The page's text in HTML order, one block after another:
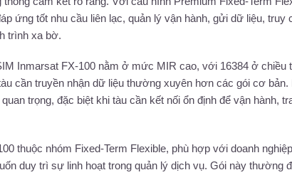
ứng tốt nhu cầu liên lạc, quản lý vận hành, gửi dữ liệu,
trình xa bờ.
Inmarsat FX-100 nằm ở mức MIR cao, với 16384 ở chiều
cần truyền nhận dữ liệu thường xuyên hơn các gói cơ
trọng, đặc biệt khi tàu cần kết nối ổn định để vận hành,
thuộc nhóm Fixed-Term Flexible, phù hợp với doanh
duy trì sự linh hoạt trong quản lý dịch vụ. Gói này